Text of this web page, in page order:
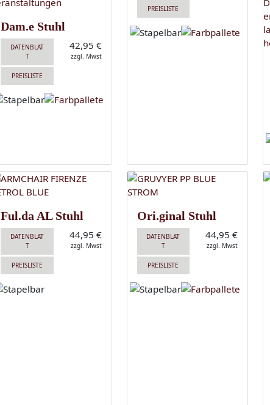
Dam.e Stuhl
DATENBLAT
T
PREISLISTE
42,95 €
zzgl. Mwst
PREISLISTE
Ful.da AL Stuhl
DATENBLAT
T
PREISLISTE
44,95 €
zzgl. Mwst
Ori.ginal Stuhl
DATENBLAT
T
PREISLISTE
44,95 €
zzgl. Mwst